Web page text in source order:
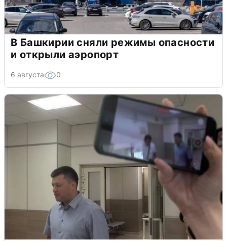
В Башкирии сняли режимы опасности
и открыли аэропорт
6 августа 0